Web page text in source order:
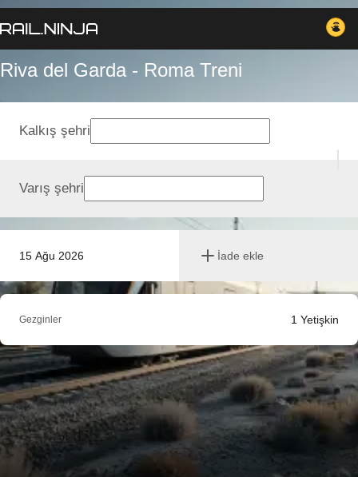
Riva del Garda - Roma Treni
15 Ağu 2026 İade ekle
Kalkış şehri
Varış şehri
Gezginler 1 Yetişkin